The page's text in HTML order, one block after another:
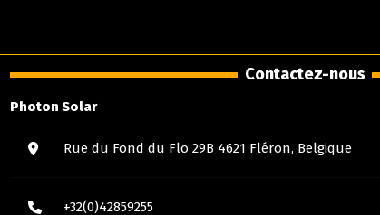
Photon Solar
Rue du Fond du Flo 29B 4621 Fléron, Belgique
+32(0)42859255